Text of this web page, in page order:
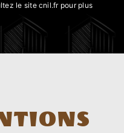
le site cnil.fr pour plus